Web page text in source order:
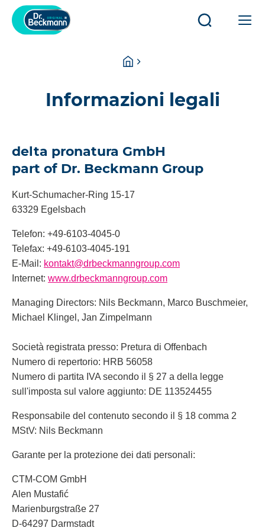
Aprire/
Homepage
Informazioni legali
delta pronatura GmbH
part of Dr. Beckmann Group
Kurt-Schumacher-Ring 15-17
63329 Egelsbach
Telefon: +49-6103-4045-0
Telefax: +49-6103-4045-191
E-Mail: kontakt@drbeckmanngroup.com
Internet: www.drbeckmanngroup.com
Managing Directors: Nils Beckmann, Marco Buschmeier,
Michael Klingel, Jan Zimpelmann
Società registrata presso: Pretura di Offenbach
Numero di repertorio: HRB 56058
Numero di partita IVA secondo il § 27 a della legge
sull'imposta sul valore aggiunto: DE 113524455
Responsabile del contenuto secondo il § 18 comma 2
MStV: Nils Beckmann
Garante per la protezione dei dati personali:
CTM-COM GmbH
Alen Mustafić
Marienburgstraße 27
D-64297 Darmstadt